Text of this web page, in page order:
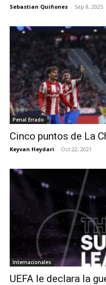
Sebastian Quiñones - Sep 8, 2025
Penal Errado
Cinco puntos de La
Keyvan Heydari - Oct 22, 2021
Internacionales
UEFA le declara la